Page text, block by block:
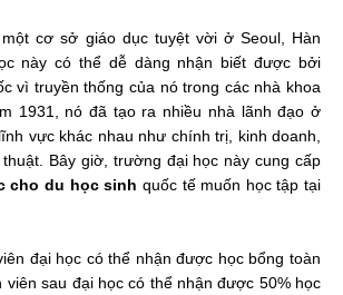
cơ sở giáo dục tuyệt vời ở Seoul, Hàn
này có thể dễ dàng nhận biết được bởi
vì truyền thống của nó trong các nhà khoa
1931, nó đã tạo ra nhiều nhà lãnh đạo ở
vực khác nhau như chính trị, kinh doanh,
Bây giờ, trường đại học này cung cấp
cho du học sinh quốc tế muốn học tập tại
đại học có thể nhận được học bổng toàn
viên sau đại học có thể nhận được 50% học